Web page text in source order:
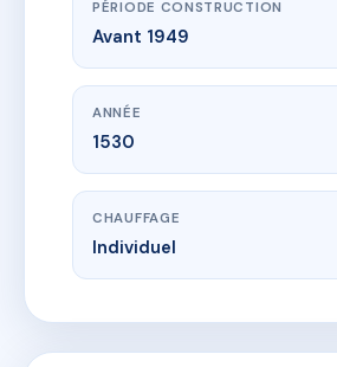
PÉRIODE CONSTRUCTION
Avant 1949
ANNÉE
1530
CHAUFFAGE
Individuel